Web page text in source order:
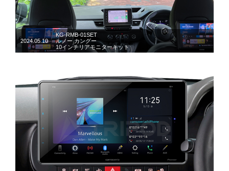
2024.05.10
KG-RMB-01SET
ルノー カングー
10インチリアモニターキット